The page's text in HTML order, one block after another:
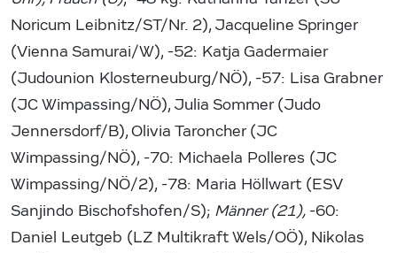
Noricum Leibnitz/ST/Nr. 2), Jacqueline Springer
(Vienna Samurai/W), -52: Katja Gadermaier
(Judounion Klosterneuburg/NÖ), -57: Lisa Grabner
(JC Wimpassing/NÖ), Julia Sommer (Judo
Jennersdorf/B), Olivia Taroncher (JC
Wimpassing/NÖ), -70: Michaela Polleres (JC
Wimpassing/NÖ/2), -78: Maria Höllwart (ESV
Sanjindo Bischofshofen/S); Männer (21), -60:
Daniel Leutgeb (LZ Multikraft Wels/OÖ), Nikolas